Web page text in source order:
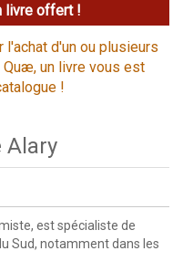
livre offert !
l'achat d'un ou plusieurs
un livre vous est
!
Alary
est spécialiste de
Sud, notamment dans les